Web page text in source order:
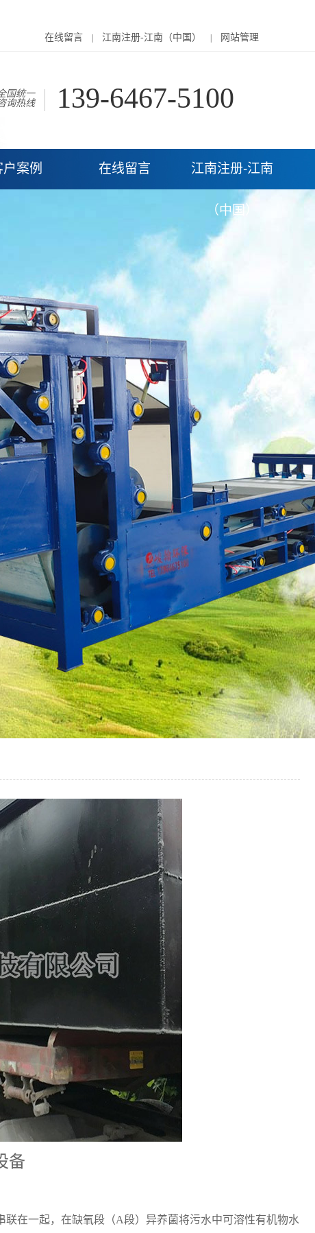
在线留言 江南注册-江南（中国） 网站管理
国统一
询热线
139-6467-5100
户案例 在线留言 江南注册-江南
（中国）
备
联在一起，在缺氧段（A段）异养菌将污水中可溶性有机物水